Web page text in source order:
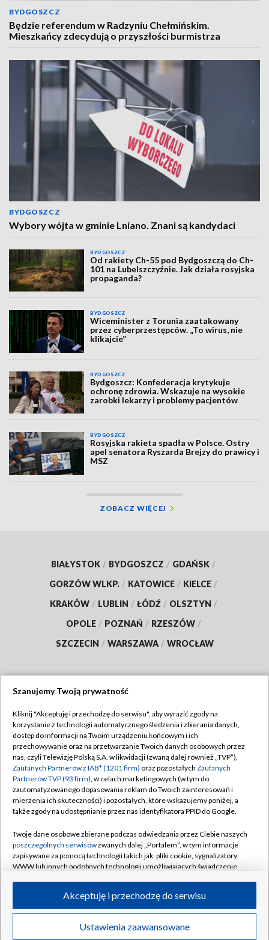
BYDGOSZCZ
Będzie referendum w Radzyniu Chełmińskim.
Mieszkańcy zdecydują o przyszłości burmistrza
BYDGOSZCZ
Wybory wójta w gminie Lniano. Znani są kandydaci
BYDGOSZCZ
Od rakiety Ch-55 pod Bydgoszczą do Ch-
101 na Lubelszczyźnie. Jak działa rosyjska
propaganda?
BYDGOSZCZ
Wiceminister z Torunia zaatakowany
przez cyberprzestępców. „To wirus, nie
klikajcie”
BYDGOSZCZ
Bydgoszcz: Konfederacja krytykuje
ochronę zdrowia. Wskazuje na wysokie
zarobki lekarzy i problemy pacjentów
BYDGOSZCZ
Rosyjska rakieta spadła w Polsce. Ostry
apel senatora Ryszarda Brejzy do prawicy i
MSZ
ZOBACZ WIĘCEJ
BIAŁYSTOK / BYDGOSZCZ / GDAŃSK /
GORZÓW WLKP. / KATOWICE / KIELCE /
KRAKÓW / LUBLIN / ŁÓDŹ / OLSZTYN /
OPOLE / POZNAŃ / RZESZÓW /
SZCZECIN / WARSZAWA / WROCŁAW
TVP
Abonament TVP
Emisja w TVP
Centrum informacji TVP
Naziemna Telewizja Cyfrowa
Rada Programowa
System NOS
Informacje o nadawcy
Program dla prasy
Regulamin TVP
Polityka prywatności
Moje zgody
Pomoc
Kontakt
Kanały
©2026 Telewizja Polska S.A. w likwidacji
Szanujemy Twoją prywatność
Kliknij "Akceptuję i przechodzę do serwisu", aby wyrazić zgody na
korzystanie z technologii automatycznego śledzenia i zbierania danych,
dostęp do informacji na Twoim urządzeniu końcowym i ich
przechowywanie oraz na przetwarzanie Twoich danych osobowych przez
nas, czyli Telewizję Polską S.A. w likwidacji (zwaną dalej również „TVP”),
Zaufanych Partnerów z IAB* (1201 firm) oraz pozostałych Zaufanych
Partnerów TVP (93 firm), w celach marketingowych (w tym do
zautomatyzowanego dopasowania reklam do Twoich zainteresowań i
mierzenia ich skuteczności) i pozostałych, które wskazujemy poniżej, a
także zgody na udostępnianie przez nas identyfikatora PPID do Google.
Twoje dane osobowe zbierane podczas odwiedzania przez Ciebie naszych
poszczególnych serwisówzwanych dalej „Portalem”, w tym informacje
zapisywane za pomocą technologii takich jak: pliki cookie, sygnalizatory
WWW lub innych podobnych technologii umożliwiających świadczenie
ruchu w Internecie.
Twoje dane osobowe zbierane podczas odwiedzania przez Ciebie
poszczególnych serwisówna Portalu, takie jak adresy IP, identyfikatory
Ustawienia zaawansowane
Akceptuję i przechodzę do serwisu